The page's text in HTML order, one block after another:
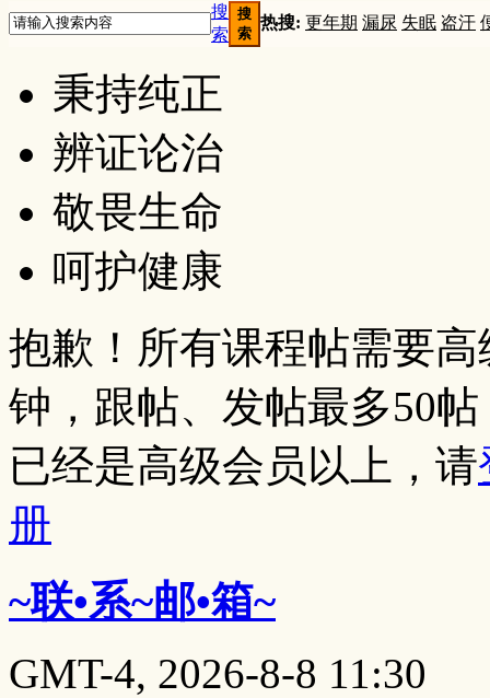
搜
索
搜
索
热搜: 更年期 漏尿 失眠 盗汗
秉持纯正
辨证论治
敬畏生命
呵护健康
抱歉！所有课程帖需要
钟，跟帖、发帖最多50
已经是高级会员以上，请
册
~联•系~邮•箱~
GMT-4, 2026-8-8 11:30